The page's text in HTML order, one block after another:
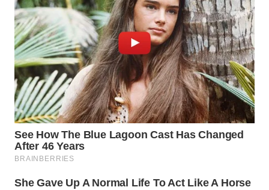
WN
GORONTALO
WN
SULUT
WN
MALUKU
WN